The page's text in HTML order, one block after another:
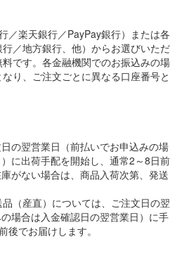
／楽天銀行／PayPay銀行）または各
／地方銀行、他）からお選びいただ
です。各金融機関でのお振込みの場
り、ご注文ごとに異なる口座番号と
の翌営業日（前払いでお申込みの場
に出荷手配を開始し、通常2～8日前
がない場合は、商品入荷次第、発送
品（産直）については、ご注文日の翌
場合は入金確認日の翌営業日）に手
後でお届けします。